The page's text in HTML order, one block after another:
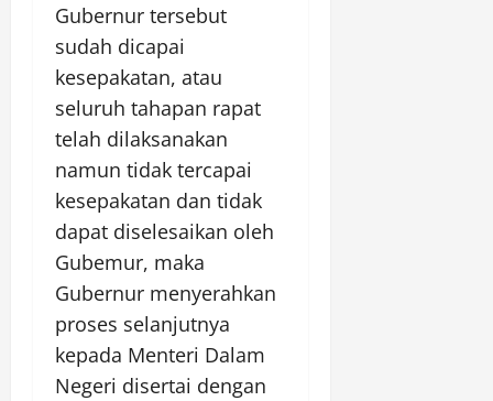
Gubernur tersebut
sudah dicapai
kesepakatan, atau
seluruh tahapan rapat
telah dilaksanakan
namun tidak tercapai
kesepakatan dan tidak
dapat diselesaikan oleh
Gubemur, maka
Gubernur menyerahkan
proses selanjutnya
kepada Menteri Dalam
Negeri disertai dengan